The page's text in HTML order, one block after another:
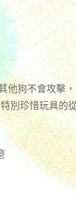
他狗不會攻擊
別珍惜玩具的